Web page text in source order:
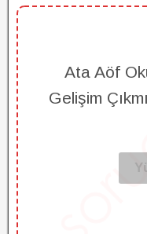
Ata Aöf
Gelişim